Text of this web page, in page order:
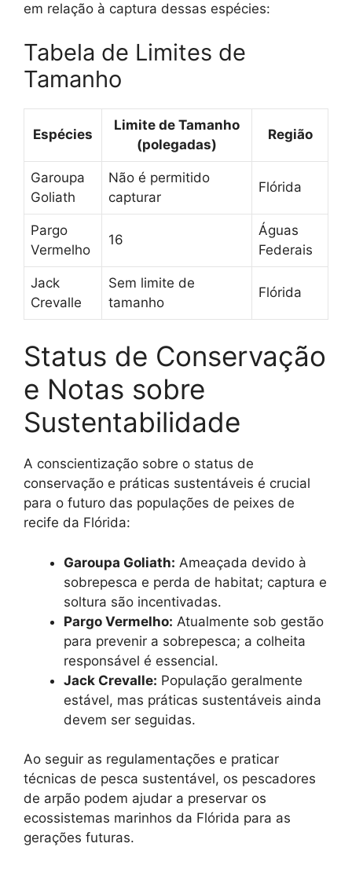
em relação à captura dessas espécies:
Tabela de Limites de
Tamanho
Espécies
Limite de Tamanho
(polegadas)
Região
Garoupa
Goliath
Não é permitido
capturar
Flórida
Pargo
Vermelho
16
Águas
Federais
Jack
Crevalle
Sem limite de
tamanho
Flórida
Status de Conservação
e Notas sobre
Sustentabilidade
A conscientização sobre o status de
conservação e práticas sustentáveis é crucial
para o futuro das populações de peixes de
recife da Flórida:
Garoupa Goliath: Ameaçada devido à
sobrepesca e perda de habitat; captura e
soltura são incentivadas.
Pargo Vermelho: Atualmente sob gestão
para prevenir a sobrepesca; a colheita
responsável é essencial.
Jack Crevalle: População geralmente
estável, mas práticas sustentáveis ainda
devem ser seguidas.
Ao seguir as regulamentações e praticar
técnicas de pesca sustentável, os pescadores
de arpão podem ajudar a preservar os
ecossistemas marinhos da Flórida para as
gerações futuras.